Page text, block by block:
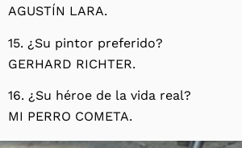
AGUSTÍN LARA.
15. ¿Su pintor preferido?
GERHARD RICHTER.
16. ¿Su héroe de la vida real?
MI PERRO COMETA.